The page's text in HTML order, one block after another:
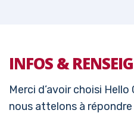
INFOS &
Merci d’avoir choisi
nous attelons à